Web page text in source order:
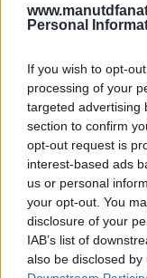
Personal
If you wish to opt-
processing of your
targeted advertising
section to confirm
opt-out request is
interest-based ads
us or personal
your opt-out. You
disclosure of your
IAB’s list of
also be disclosed